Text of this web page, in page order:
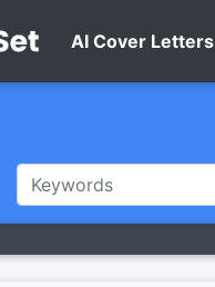
AI Cover Letters